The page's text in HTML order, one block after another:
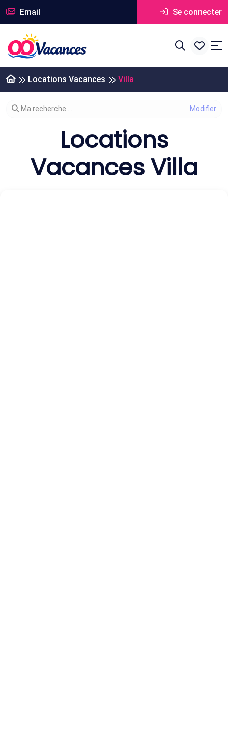
Email Se connecter
Locations Vacances Villa
Modifier votre recherche
Ma recherche ...
Locations
Vacances Villa